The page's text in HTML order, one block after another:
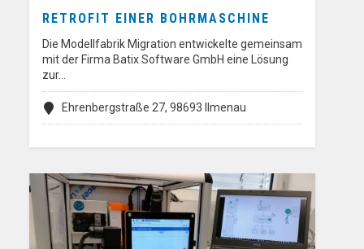
RETROFIT EINER BOHRMASCHINE
Die Modellfabrik Migration entwickelte gemeinsam
mit der Firma Batix Software GmbH eine Lösung
zur…
Ehrenbergstraße 27, 98693 Ilmenau